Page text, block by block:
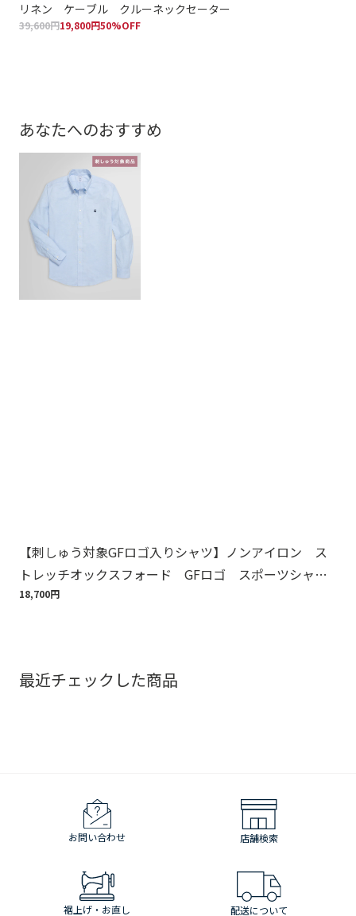
リネン ケーブル クルーネックセーター
39,600円19,800円50%OFF
あなたへのおすすめ
【刺しゅう対象GFロゴ入りシャツ】ノンアイロン ス
トレッチオックスフォード GFロゴ スポーツシャ
ツ Regular Fit
18,700円
最近チェックした商品
お問い合わせ 店舗検索
裾上げ・お直し 配送について